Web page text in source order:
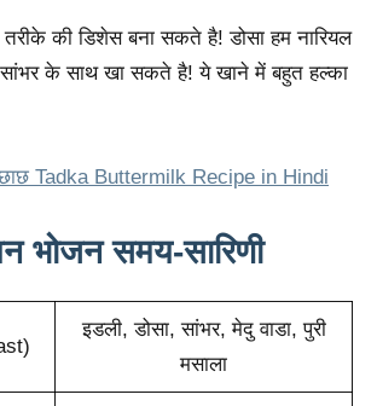
की डिशेस बना सकते है! डोसा हम नारियल
के साथ खा सकते है! ये खाने में बहुत हल्का
Tadka Buttermilk Recipe in Hindi
भोजन समय-सारिणी
इडली, डोसा, सांभर, मेदु वाडा, पुरी
मसाला